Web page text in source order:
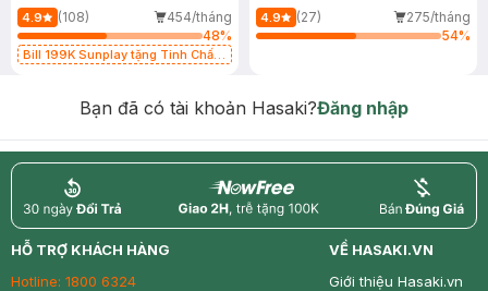
4.9 (108)
454/tháng
48%
Bill 199K Sunplay tặng Tinh Chất
4.9 (27)
275/tháng
54%
Bạn đã có tài khoản Hasaki?Đăng nhập
return nowfree price
HỖ TRỢ KHÁCH HÀNG
Hotline: 1800 6324
VỀ HASAKI.VN
Giới thiệu Hasaki.vn